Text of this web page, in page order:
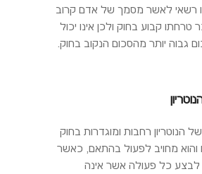
רשאי לאשר מסמך של אדם קרוב
טרחתו קבוע בחוק ולכן אינו יכול
גבוה יותר מהסכום הנקוב בחוק.
של הנוטריון רחבות ומוגדרות בחוק
והוא מחויב לפעול בהתאם, כאשר
לבצע כל פעולה אשר אינה